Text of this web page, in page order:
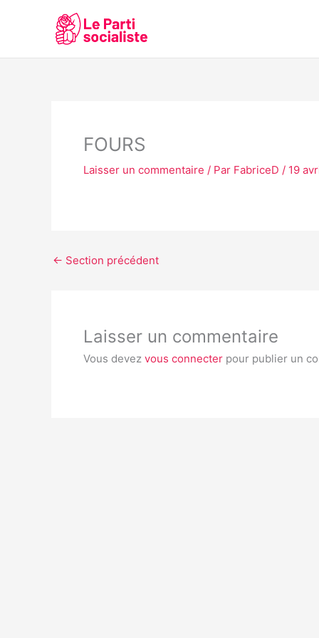
FOURS
Laisser un commentaire / Par FabriceD / 19
← Section précédent
Laisser un commentaire
Vous devez vous connecter pour publier un